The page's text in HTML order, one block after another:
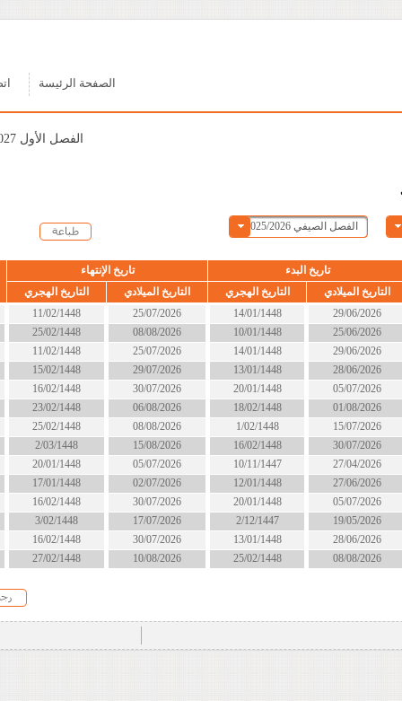
اتصل بنا
الحالة
التاريخ الهجري
التاريخ الميلادي
التاريخ الهجري
14/01/1448
10/01/1448
14/01/1448
13/01/1448
20/01/1448
18/02/1448
1/02/1448
16/02/1448
10/11/1447
12/01/1448
20/01/1448
2/12/1447
13/01/1448
25/02/1448
25/07/2026
08/08/2026
25/07/2026
29/07/2026
30/07/2026
06/08/2026
08/08/2026
15/08/2026
05/07/2026
02/07/2026
30/07/2026
17/07/2026
30/07/2026
10/08/2026
11/02/1448
25/02/1448
11/02/1448
15/02/1448
16/02/1448
23/02/1448
25/02/1448
2/03/1448
20/01/1448
17/01/1448
16/02/1448
3/02/1448
16/02/1448
27/02/1448